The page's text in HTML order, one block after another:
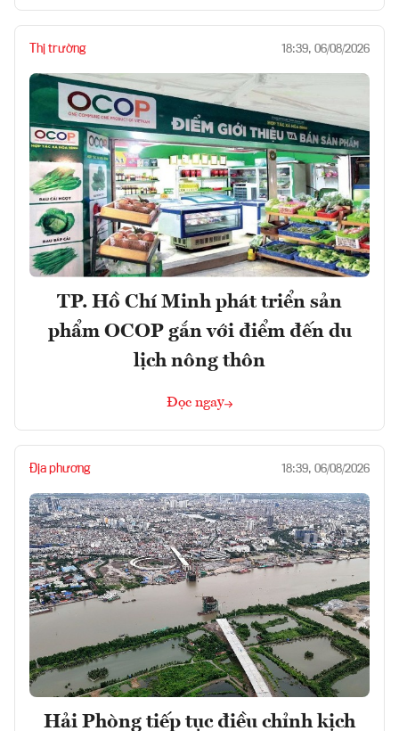
Thị trường 18:39, 06/08/2026
TP. Hồ Chí Minh phát triển sản
phẩm OCOP gắn với điểm đến du
lịch nông thôn
Đọc ngay
Địa phương 18:39, 06/08/2026
Hải Phòng tiếp tục điều chỉnh kịch